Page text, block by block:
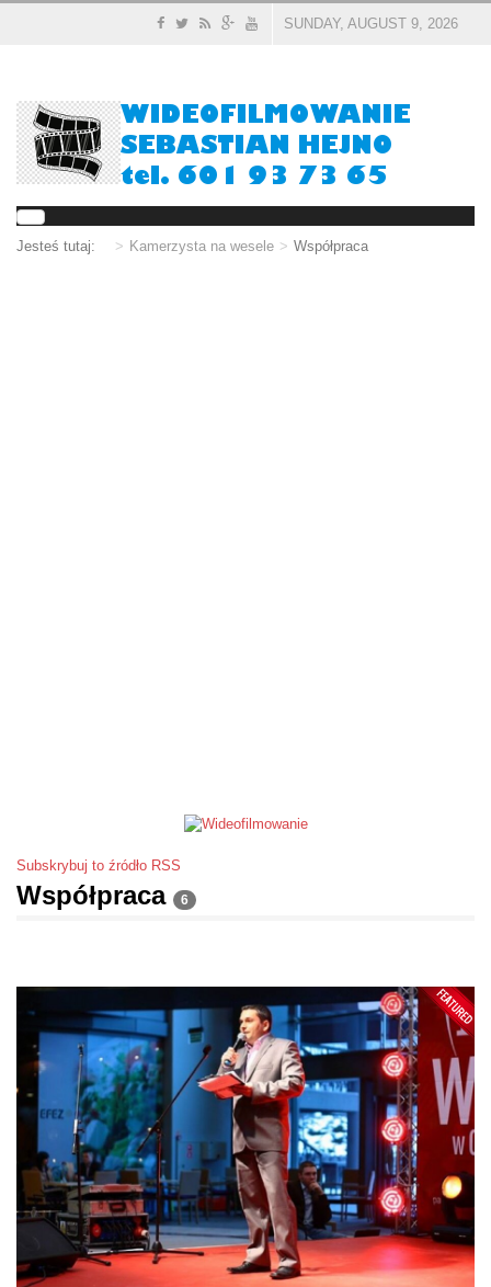
SUNDAY, AUGUST 9, 2026
Jesteś tutaj: Kamerzysta na wesele Współpraca
Subskrybuj to źródło RSS
Współpraca 6